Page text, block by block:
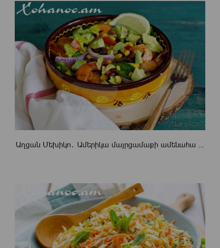
Աղցան Մեխիկո․ Ամերիկա մայրցամաքի ամենահա ...